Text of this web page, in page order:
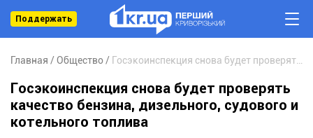
Поддержать
Главная Общество
Госэкоинспекция снова будет проверять
качество бензина, дизельного, судового и
котельного топлива